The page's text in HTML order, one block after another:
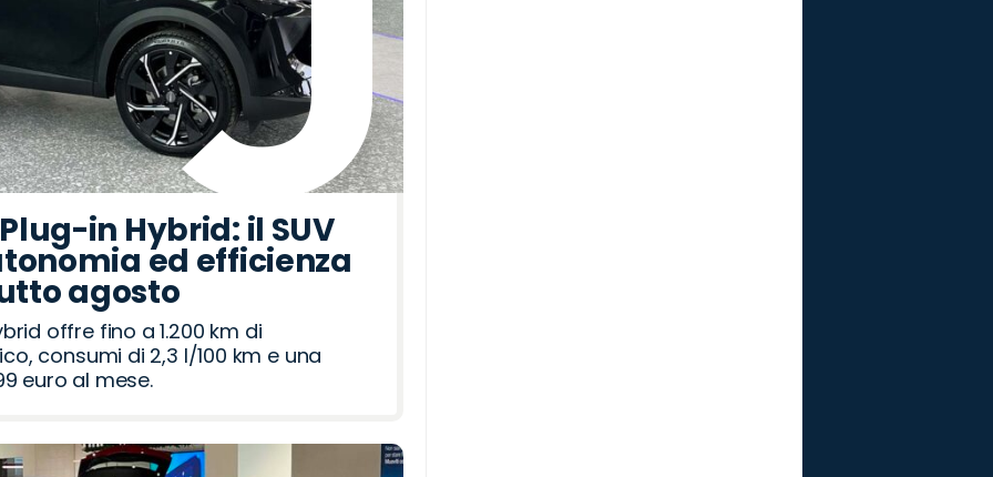
in Hybrid: il SUV
ed efficienza
agosto
offre fino a 1.200 km di
consumi di 2,3 l/100 km e una
euro al mese.